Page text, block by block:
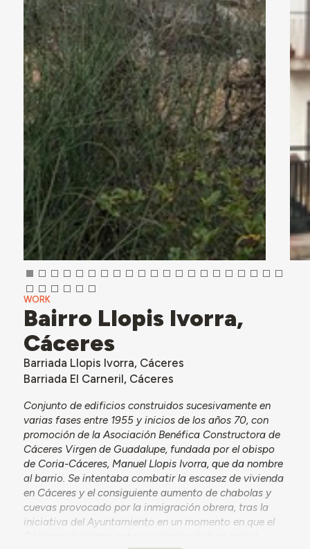
WORK
Bairro Llopis Ivorra,
Cáceres
Barriada Llopis Ivorra, Cáceres
Barriada El Carneril, Cáceres
Conjunto de edificios construidos sucesivamente en
varias fases entre 1955 y inicios de los años 70, con
promoción de la Asociación Benéfica Constructora de
Cáceres Virgen de Guadalupe, fundada por el obispo
de Coria-Cáceres, Manuel Llopis Ivorra, que da nombre
al barrio. Se intentaba combatir la escasez de vivienda
en Cáceres y el consiguiente aumento de chabolas y
cuevas provocado por la inmigración obrera, tras la
iniciativa del Ayuntamiento en un momento en que el